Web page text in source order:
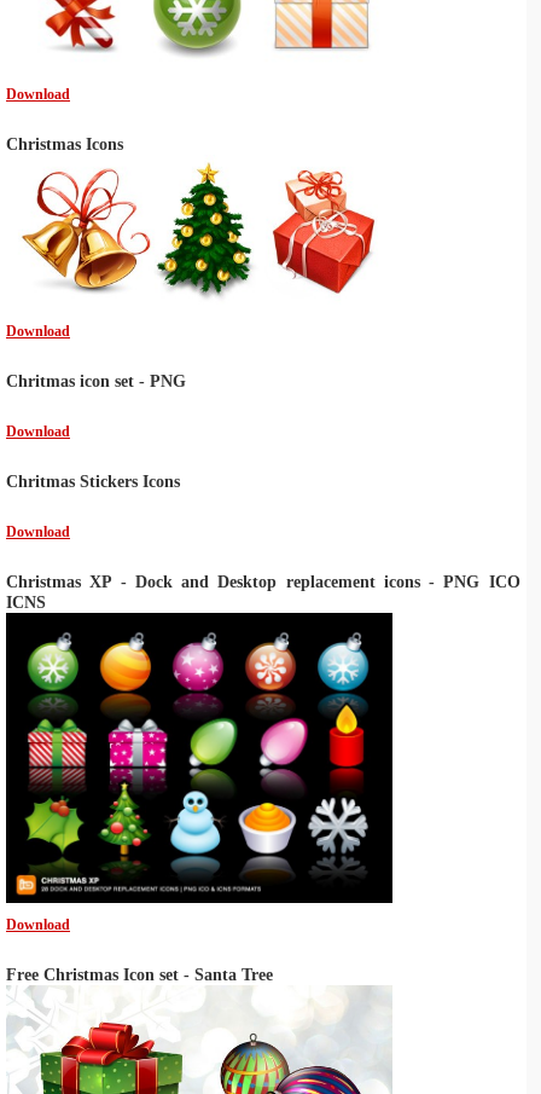
Download
Christmas Icons
Download
Chritmas icon set - PNG
Download
Chritmas Stickers Icons
Download
Christmas XP - Dock and Desktop replacement icons - PNG ICO
ICNS
Download
Free Christmas Icon set - Santa Tree